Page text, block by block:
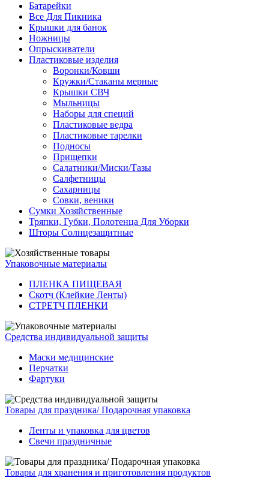
Батарейки
Все Для Пикника
Крышки для банок
Ножницы
Опрыскиватели
Пластиковые изделия
Воронки/Ковши
Кружки/Стаканы мерные
Крышки СВЧ
Мыльницы
Наборы для специй
Пластиковые ведра
Пластиковые тарелки
Подносы
Прищепки
Салатники/Миски/Тазы
Салфетницы
Сахарницы
Совки, веники
Сумки Хозяйственные
Тряпки, Губки, Полотенца Для Уборки
Шторы Солнцезащитные
Упаковочные материалы
ПЛЕНКА ПИЩЕВАЯ
Скотч (Клейкие Ленты)
СТРЕТЧ ПЛЕНКИ
Средства индивидуальной защиты
Маски медицинские
Перчатки
Фартуки
Товары для праздника/ Подарочная упаковка
Ленты и упаковка для цветов
Свечи праздничные
Товары для хранения и приготовления продуктов